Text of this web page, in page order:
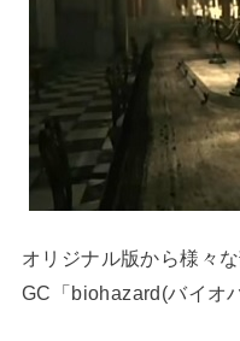
オリジナル版から様々
GC「biohazard(バイオ